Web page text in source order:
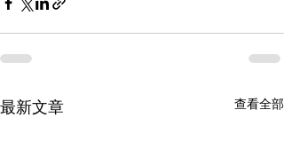
最新文章 查看全部